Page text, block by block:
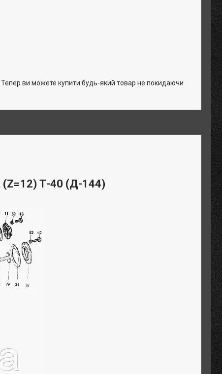
Тепер ви можете купити будь-який товар не покидаючи
(Z=12) Т-40 (Д-144)